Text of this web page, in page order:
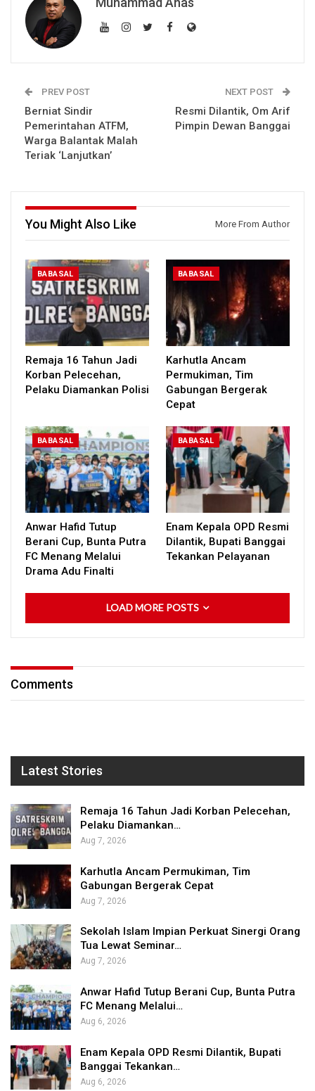
PREV POST
Berniat Sindir
Pemerintahan ATFM,
Warga Balantak Malah
Teriak ‘Lanjutkan’
NEXT POST
Resmi Dilantik, Om Arif
Pimpin Dewan Banggai
You Might Also Like More From Author
BABASAL
Remaja 16 Tahun Jadi
Korban Pelecehan,
Pelaku Diamankan Polisi
BABASAL
Karhutla Ancam
Permukiman, Tim
Gabungan Bergerak
Cepat
BABASAL
Anwar Hafid Tutup
Berani Cup, Bunta Putra
FC Menang Melalui
Drama Adu Finalti
BABASAL
Enam Kepala OPD Resmi
Dilantik, Bupati Banggai
Tekankan Pelayanan
LOAD MORE POSTS
Comments
Latest Stories
Remaja 16 Tahun Jadi Korban Pelecehan,
Pelaku Diamankan…
Aug 7, 2026
Karhutla Ancam Permukiman, Tim
Gabungan Bergerak Cepat
Aug 7, 2026
Sekolah Islam Impian Perkuat Sinergi Orang
Tua Lewat Seminar…
Aug 7, 2026
Anwar Hafid Tutup Berani Cup, Bunta Putra
FC Menang Melalui…
Aug 6, 2026
Enam Kepala OPD Resmi Dilantik, Bupati
Banggai Tekankan…
Aug 6, 2026